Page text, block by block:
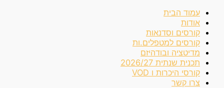
עמוד הבית
אודות
קורסים וסדנאות
קורסים למטפלים.ות
מדיטציה ובודהיזם
תכנית שנתית 2026/27
קורסי היכרות ו VOD
צרו קשר